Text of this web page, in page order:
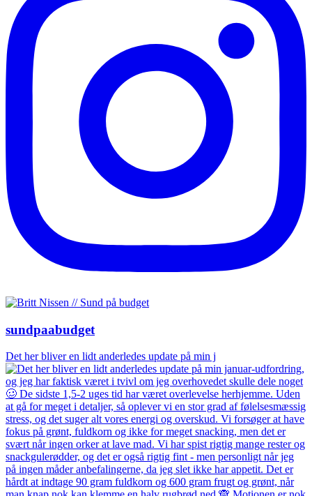
sundpaabudget
Det her bliver en lidt anderledes update på min j